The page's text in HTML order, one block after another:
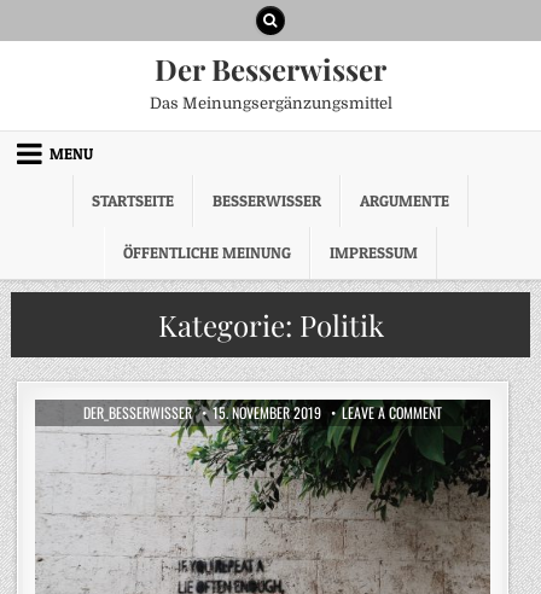
Der Besserwisser
Das Meinungsergänzungsmittel
MENU
STARTSEITE BESSERWISSER ARGUMENTE
ÖFFENTLICHE MEINUNG IMPRESSUM
Kategorie: Politik
AUTHOR:
DER_BESSERWISSER PUBLISHED
DATE:
15. NOVEMBER 2019 LEAVE A COMMENTON
MEINUNGSMACHE!